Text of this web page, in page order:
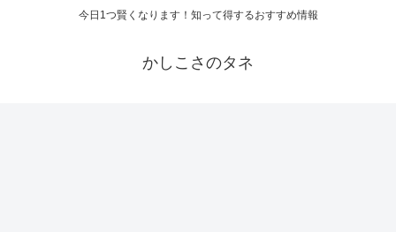
今日1つ賢くなります！知って得するおすすめ情報
かしこさのタネ